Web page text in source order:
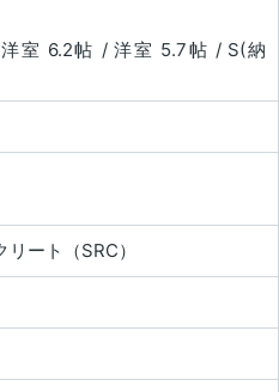
室 6.2帖 / 洋室 5.7帖 / S(納
ート（SRC）